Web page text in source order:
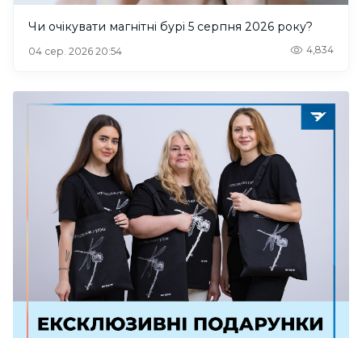
Чи очікувати магнітні бурі 5 серпня 2026 року?
04 сер. 2026 20:54 4,834